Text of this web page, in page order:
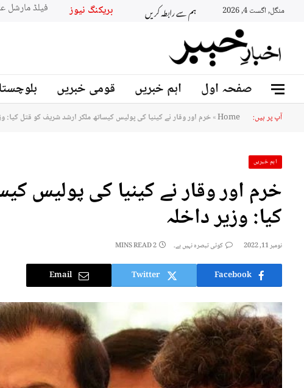
منگل, اگست 4, 2026 ہم سے رابطہ کریں بریکنگ نیوز
صفحہ اول اہم خبریں قومی خبریں
آپ پر ہیں: Home
»خرم اور وقار نے کینیا کی پولیس کیساتھ ملکر ارشد شریف کو قتل کیا:
اہم خبریں
خرم اور وقار نے کینیا کی پولیس
کیا: وزیر داخلہ
نومبر 11, 2022 کوئی تبصرہ نہیں ہے۔ 2 MINS READ
Facebook
Twitter
Email